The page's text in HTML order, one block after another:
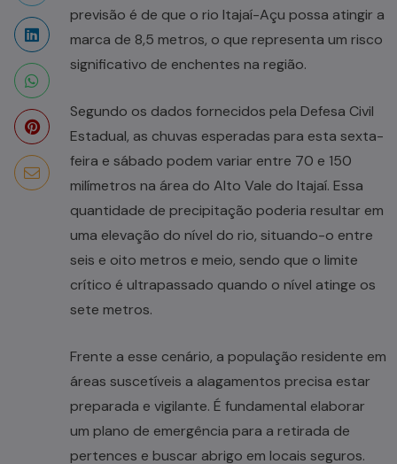
previsão é de que o rio Itajaí-Açu possa atingir a
marca de 8,5 metros, o que representa um risco
significativo de enchentes na região.
Segundo os dados fornecidos pela Defesa Civil
Estadual, as chuvas esperadas para esta sexta-
feira e sábado podem variar entre 70 e 150
milímetros na área do Alto Vale do Itajaí. Essa
quantidade de precipitação poderia resultar em
uma elevação do nível do rio, situando-o entre
seis e oito metros e meio, sendo que o limite
crítico é ultrapassado quando o nível atinge os
sete metros.
Frente a esse cenário, a população residente em
áreas suscetíveis a alagamentos precisa estar
preparada e vigilante. É fundamental elaborar
um plano de emergência para a retirada de
pertences e buscar abrigo em locais seguros.